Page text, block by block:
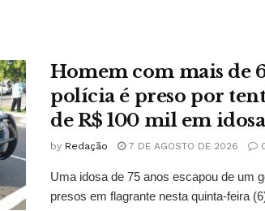
Homem com mais de
polícia é preso por
de R$ 100 mil em
by Redação 7 DE AGOSTO DE 2026
Uma idosa de 75 anos escapou de um
presos em flagrante nesta quinta-feira